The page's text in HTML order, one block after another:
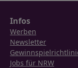
Infos
Werben
Newsletter
Jobs für NRW